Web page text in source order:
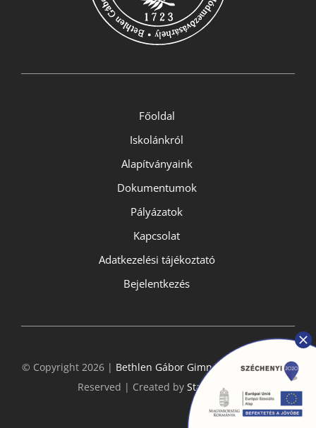
Főoldal
Iskolánkról
Alapítványaink
Dokumentumok
Pályázatok
Kapcsolat
Adatkezelési tájékoztató
Bejelentkezés
© Copyright 2026 | Bethlen Gábor Gimnázium- All Rights
Reserved | Created by StarGeckos